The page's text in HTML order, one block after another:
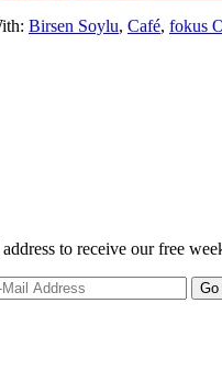
Birsen Soylu, Café, fokus
to receive our free